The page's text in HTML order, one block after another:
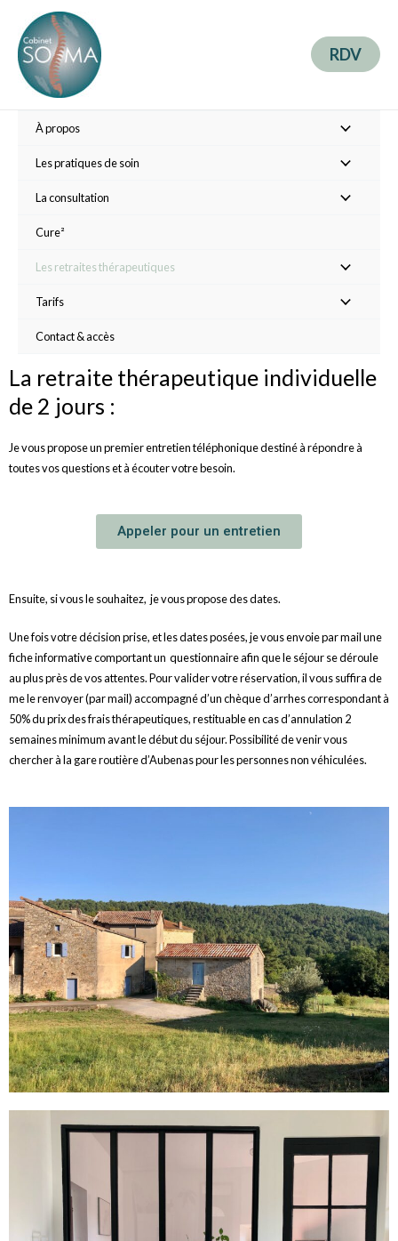
RDV
À propos
Les pratiques de soin
La consultation
Cure²
Les retraites thérapeutiques
Tarifs
Contact & accès
La retraite thérapeutique individuelle
de 2 jours :
Je vous propose un premier entretien téléphonique destiné à répondre à
toutes vos questions et à écouter votre besoin.
Appeler pour un entretien
Ensuite, si vous le souhaitez, je vous propose des dates.
Une fois votre décision prise, et les dates posées, je vous envoie par mail une
fiche informative comportant un questionnaire afin que le séjour se déroule
au plus près de vos attentes. Pour valider votre réservation, il vous suffira de
me le renvoyer (par mail) accompagné d’un chèque d’arrhes correspondant à
50% du prix des frais thérapeutiques, restituable en cas d’annulation 2
semaines minimum avant le début du séjour. Possibilité de venir vous
chercher à la gare routière d’Aubenas pour les personnes non véhiculées.